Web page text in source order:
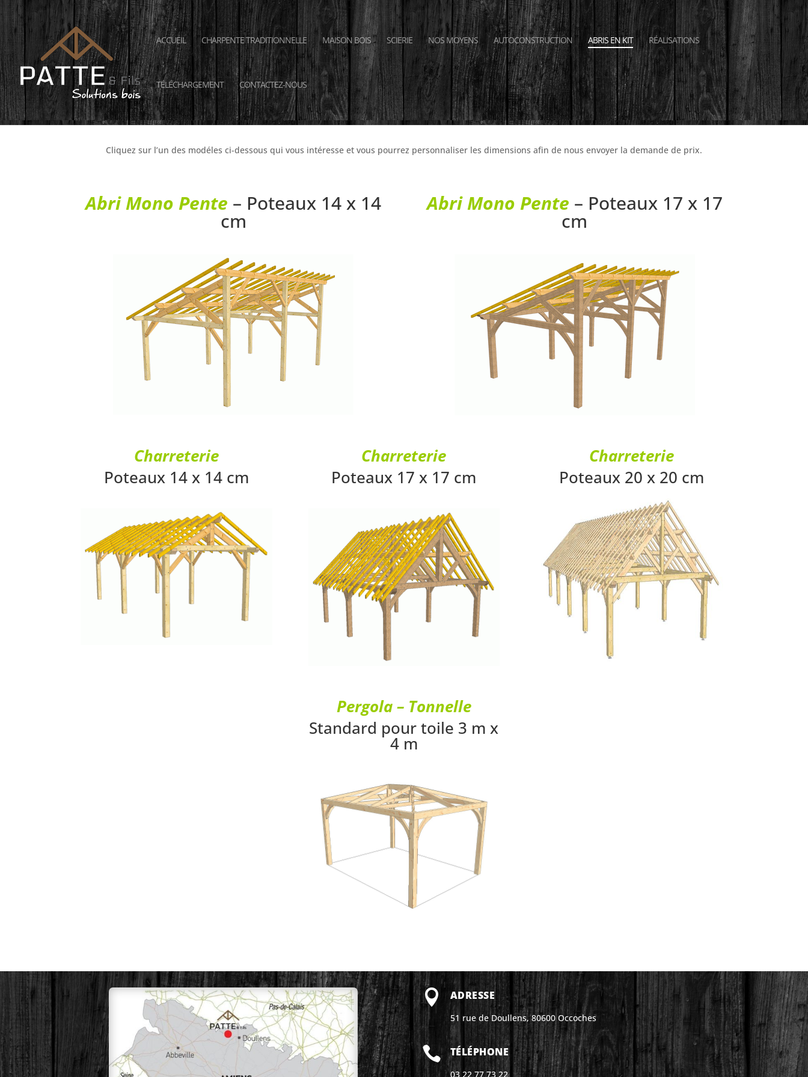
ACCUEIL CHARPENTE TRADITIONNELLE MAISON BOIS SCIERIE NOS MOYENS AUTOCONSTRUCTION ABRIS EN KIT RÉALISATIONS
TÉLÉCHARGEMENT CONTACTEZ-NOUS
Retrouvez sur cette page notre gamme d’abris en bois, spécialiste de la fabrication de kit bois en Picardie et toute la
France.
Cliquez sur l’un des modéles ci-dessous qui vous intéresse et vous pourrez personnaliser les dimensions afin de nous envoyer la demande de prix.
Abri Mono Pente – Poteaux 14 x 14
cm
Abri Mono Pente – Poteaux 17 x 17
cm
Charreterie
Poteaux 14 x 14 cm
Charreterie
Poteaux 17 x 17 cm
Charreterie
Poteaux 20 x 20 cm
Pergola – Tonnelle
Standard pour toile 3 m x
4 m
 ADRESSE
51 rue de Doullens, 80600 Occoches
 TÉLÉPHONE
03 22 77 73 22